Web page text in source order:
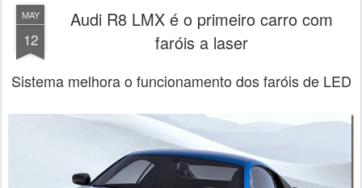
MAY
12
Audi R8 LMX é o primeiro carro com
faróis a laser
Sistema melhora o funcionamento dos faróis de LED